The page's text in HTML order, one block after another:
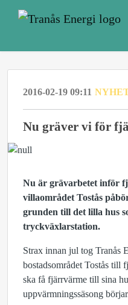
2016-02-19 09:11
Nu gräver vi för
Nu är grävarbetet inför
villaområdet Tostås
grunden till det lilla hus
tryckväxlarstation.
Strax innan jul tog Tranås
bostadsområdet Tostås till
ska få fjärrvärme till sina
uppvärmningssäsong